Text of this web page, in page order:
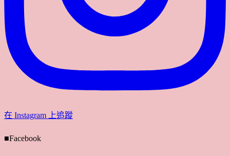
在 Instagram 上追蹤
■Facebook